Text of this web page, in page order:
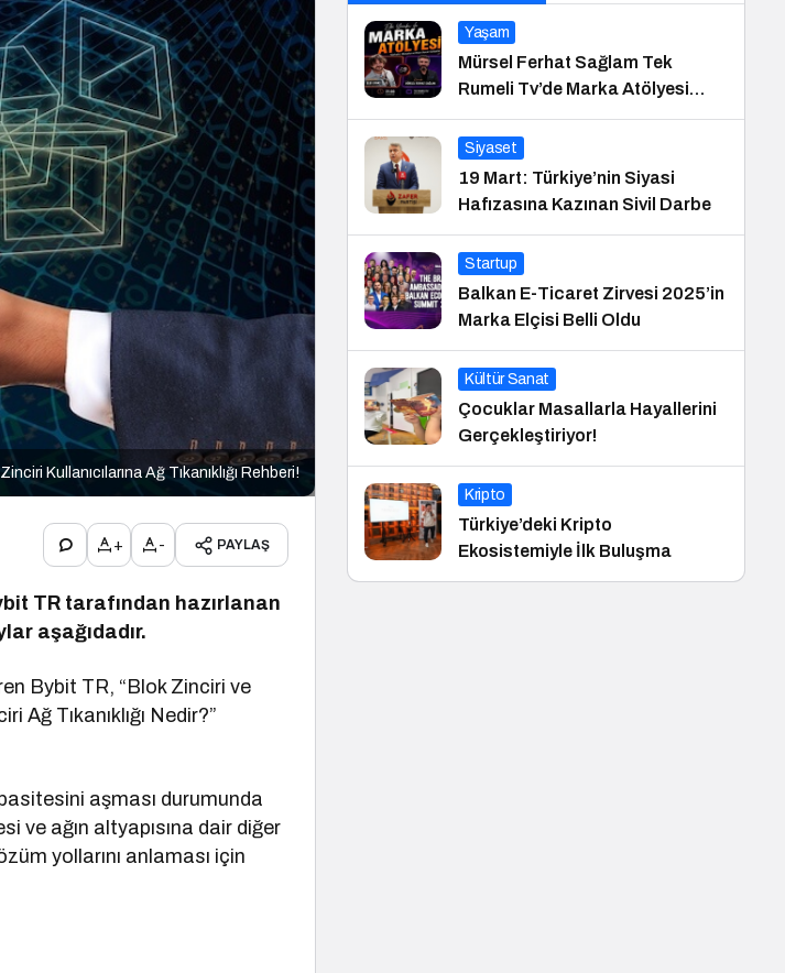
Kullanıcılarına Ağ Tıkanıklığı Rehberi!
+ - PAYLAŞ
TR tarafından hazırlanan
aşağıdadır.
Bybit TR, “Blok Zinciri ve
Ağ Tıkanıklığı Nedir?”
aşması durumunda
ve ağın altyapısına dair diğer
yollarını anlaması için
Yaşam
Mürsel Ferhat Sağlam Tek
Rumeli Tv’de Marka Atölyesi
Programına Konuk Oldu
Siyaset
19 Mart: Türkiye’nin Siyasi
Hafızasına Kazınan Sivil Darbe
Startup
Balkan E-Ticaret Zirvesi 2025’in
Marka Elçisi Belli Oldu
Kültür Sanat
Çocuklar Masallarla Hayallerini
Gerçekleştiriyor!
Kripto
Türkiye’deki Kripto
Ekosistemiyle İlk Buluşma